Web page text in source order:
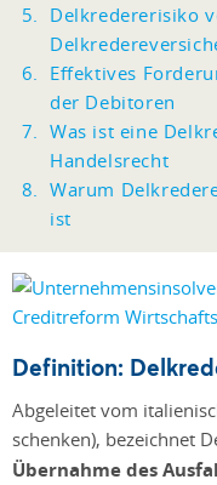
Delkredererisiko
Effektives
der Debitoren
Was ist eine
Handelsrecht
Warum
ist
Definition:
Abgeleitet vom
schenken), bezeichnet
Übernahme des